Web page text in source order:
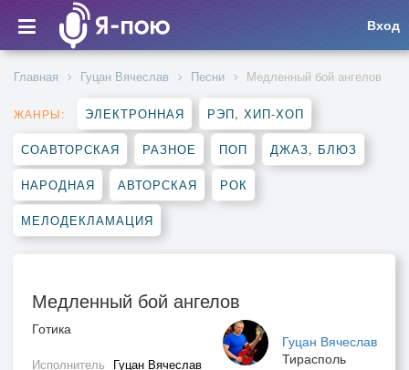
Вход
Главная Гуцан Вячеслав Песни Медленный бой ангелов
ЖАНРЫ: ЭЛЕКТРОННАЯ РЭП, ХИП-ХОП
СОАВТОРСКАЯ РАЗНОЕ ПОП ДЖАЗ, БЛЮЗ
НАРОДНАЯ АВТОРСКАЯ РОК
МЕЛОДЕКЛАМАЦИЯ
Медленный бой ангелов
Гуцан Вячеслав
Тирасполь
Готика
Исполнитель Гуцан Вячеслав